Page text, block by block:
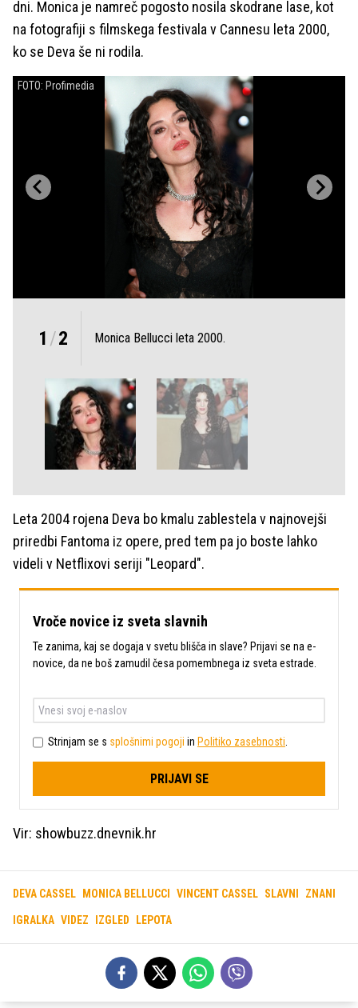
dni. Monica je namreč pogosto nosila skodrane lase, kot
na fotografiji s filmskega festivala v Cannesu leta 2000,
ko se Deva še ni rodila.
FOTO: Profimedia
1 /2 Monica Bellucci leta 2000.
Leta 2004 rojena Deva bo kmalu zablestela v najnovejši
priredbi Fantoma iz opere, pred tem pa jo boste lahko
videli v Netflixovi seriji "Leopard".
Vroče novice iz sveta slavnih
Te zanima, kaj se dogaja v svetu blišča in slave? Prijavi se na e-
novice, da ne boš zamudil česa pomembnega iz sveta estrade.
Strinjam se s splošnimi pogoji in Politiko zasebnosti
PRIJAVI SE
Vir: showbuzz.dnevnik.hr
DEVA CASSEL MONICA BELLUCCI VINCENT CASSEL SLAVNI ZNANI
IGRALKA VIDEZ IZGLED LEPOTA